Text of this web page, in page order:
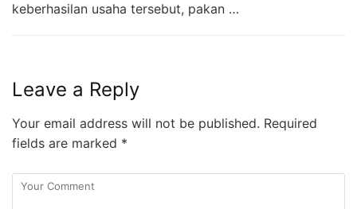
keberhasilan usaha tersebut, pakan …
Leave a Reply
Your email address will not be published. Required
fields are marked *